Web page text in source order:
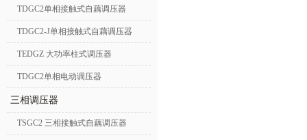
TDGC2单相接触式自藕调压器
TDGC2-J单相接触式自藕调压器
TEDGZ 大功率柱式调压器
TDGC2单相电动调压器
三相调压器
TSGC2 三相接触式自藕调压器